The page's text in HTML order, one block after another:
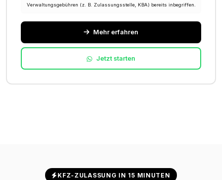
Verwaltungsgebühren (z. B. Zulassungsstelle, KBA) bereits inbegriffen.
Mehr erfahren
Jetzt starten
KFZ-ZULASSUNG IN 15 MINUTEN